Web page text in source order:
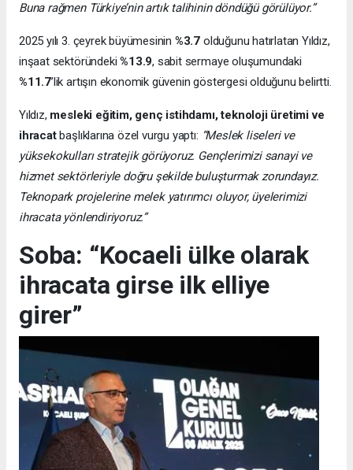
Buna rağmen Türkiye’nin artık talihinin döndüğü görülüyor.”
2025 yılı 3. çeyrek büyümesinin %3.7 olduğunu hatırlatan Yıldız,
inşaat sektöründeki%13.9, sabit sermaye oluşumundaki
%11.7’lik artışın ekonomik güvenin göstergesi olduğunu belirtti.
Yıldız, mesleki eğitim, genç istihdamı, teknoloji üretimi ve
ihracatbaşlıklarına özel vurgu yaptı: “Meslek liseleri ve
yüksekokulları stratejik görüyoruz. Gençlerimizi sanayi ve
hizmet sektörleriyle doğru şekilde buluşturmak zorundayız.
Teknopark projelerine melek yatırımcı oluyor, üyelerimizi
ihracata yönlendiriyoruz.”
Soba: “Kocaeli ülke olarak
ihracata girse ilk elliye
girer”